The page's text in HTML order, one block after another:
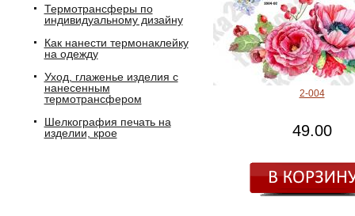
Термотрансферы по
индивидуальному дизайну
Как нанести термонаклейку
на одежду
Уход, глаженье изделия с
нанесенным
термотрансфером
Шелкография печать на
изделии, крое
2-004
49.00